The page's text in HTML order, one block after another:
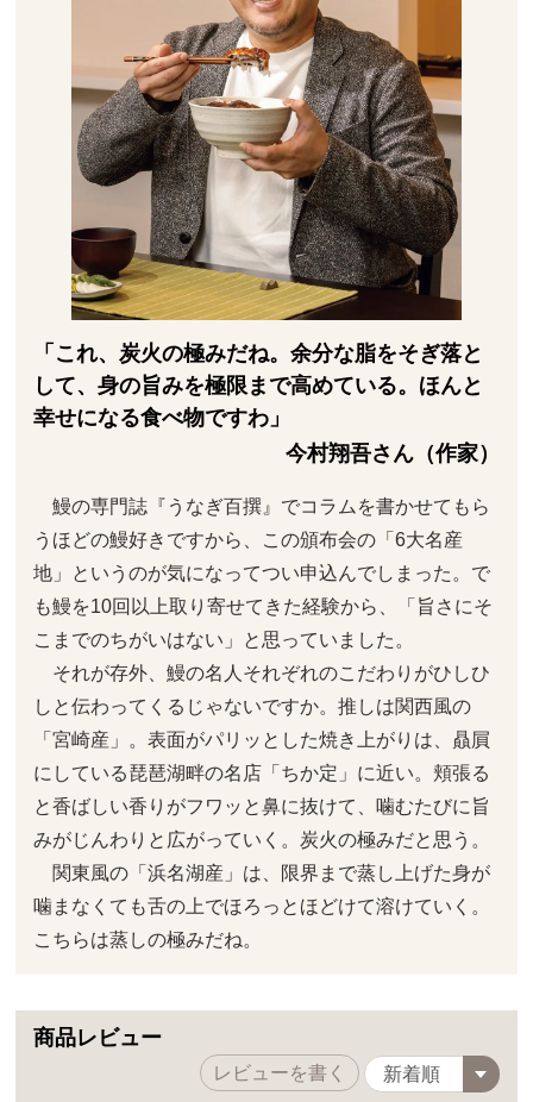
「これ、炭火の極みだね。余分な脂をそぎ落と
して、身の旨みを極限まで高めている。ほんと
幸せになる食べ物ですわ」
今村翔吾さん（作家）
鰻の専門誌『うなぎ百撰』でコラムを書かせてもら
うほどの鰻好きですから、この頒布会の「6大名産
地」というのが気になってつい申込んでしまった。で
も鰻を10回以上取り寄せてきた経験から、「旨さにそ
こまでのちがいはない」と思っていました。
それが存外、鰻の名人それぞれのこだわりがひしひ
しと伝わってくるじゃないですか。推しは関西風の
「宮崎産」。表面がパリッとした焼き上がりは、贔屓
にしている琵琶湖畔の名店「ちか定」に近い。頬張る
と香ばしい香りがフワッと鼻に抜けて、噛むたびに旨
みがじんわりと広がっていく。炭火の極みだと思う。
関東風の「浜名湖産」は、限界まで蒸し上げた身が
噛まなくても舌の上でほろっとほどけて溶けていく。
こちらは蒸しの極みだね。
商品レビュー
レビューを書く